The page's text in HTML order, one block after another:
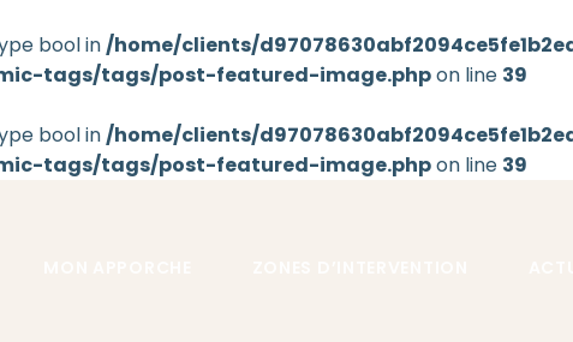
bool in/home/clients/
tags/tags/post-featured-image.phpon line 39
bool in/home/clients/
tags/tags/post-featured-image.phpon line 39